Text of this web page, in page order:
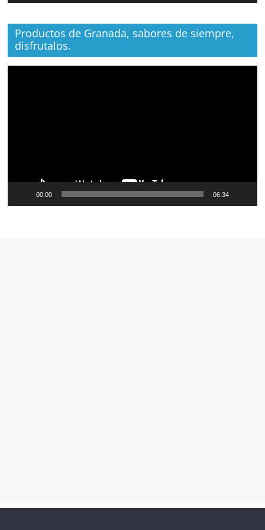
Productos de Granada, sabores de siempre,
disfrutalos.
00:00 06:34